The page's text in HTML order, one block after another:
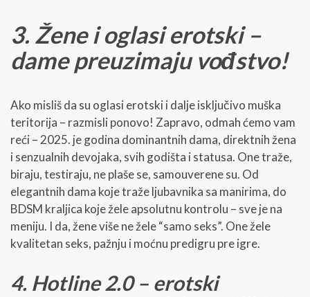
3. Žene i oglasi erotski –
dame preuzimaju vođstvo!
Ako misliš da su oglasi erotski i dalje isključivo muška
teritorija – razmisli ponovo! Zapravo, odmah ćemo vam
reći – 2025. je godina dominantnih dama, direktnih žena
i senzualnih devojaka, svih godišta i statusa. One traže,
biraju, testiraju, ne plaše se, samouverene su. Od
elegantnih dama koje traže ljubavnika sa manirima, do
BDSM kraljica koje žele apsolutnu kontrolu – sve je na
meniju. I da, žene više ne žele “samo seks”. One žele
kvalitetan seks, pažnju i moćnu predigru pre igre.
4. Hotline 2.0 – erotski